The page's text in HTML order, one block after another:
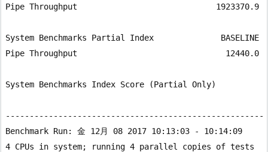
Pipe Throughput                             1923370.9
System Benchmarks Partial Index              BASELINE
Pipe Throughput                               12440.0
System Benchmarks Index Score (Partial Only)
Benchmark Run: 金 12月 08 2017 10:13:03 - 10:14:09
4 CPUs in system; running 4 parallel copies of tests